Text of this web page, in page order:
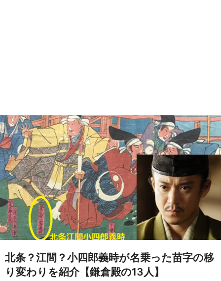
北条？江間？小四郎義時が名乗った苗字の移
り変わりを紹介【鎌倉殿の13人】